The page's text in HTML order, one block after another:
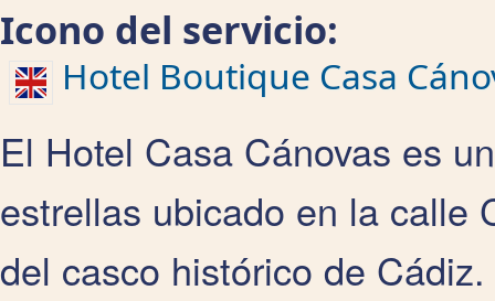
Icono del servicio:
Hotel Boutique Casa
El Hotel Casa Cánovas es
estrellas ubicado en la calle
del casco histórico de